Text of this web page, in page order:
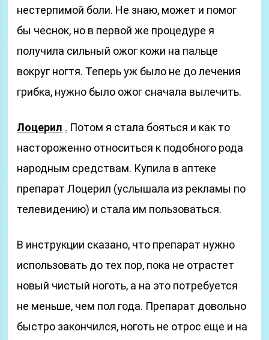
нестерпимой боли. Не знаю, может и помог
бы чеснок, но в первой же процедуре я
получила сильный ожог кожи на пальце
вокруг ногтя. Теперь уж было не до лечения
грибка, нужно было ожог сначала вылечить.
Лоцерил . Потом я стала бояться и как то
настороженно относиться к подобного рода
народным средствам. Купила в аптеке
препарат Лоцерил (услышала из рекламы по
телевидению) и стала им пользоваться.
В инструкции сказано, что препарат нужно
использовать до тех пор, пока не отрастет
новый чистый ноготь, а на это потребуется
не меньше, чем пол года. Препарат довольно
быстро закончился, ноготь не отрос еще и на